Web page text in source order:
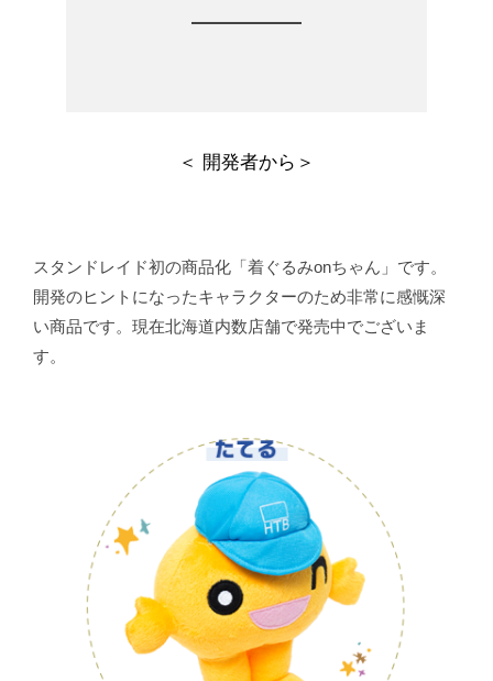
＜ 開発者から＞
スタンドレイド初の商品化「着ぐるみonちゃん」です。
開発のヒントになったキャラクターのため非常に感慨深
い商品です。現在北海道内数店舗で発売中でございま
す。